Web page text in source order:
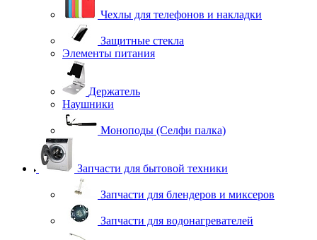
Чехлы для телефонов и накладки
Защитные стекла
Элементы питания
Держатель
Наушники
Моноподы (Селфи палка)
Запчасти для бытовой техники
Запчасти для блендеров и миксеров
Запчасти для водонагревателей